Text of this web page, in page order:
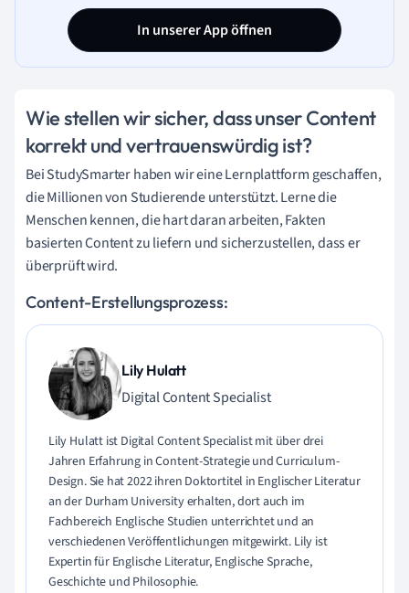
In unserer App öffnen
Wie stellen wir sicher, dass unser Content
korrekt und vertrauenswürdig ist?
Bei StudySmarter haben wir eine Lernplattform geschaffen,
die Millionen von Studierende unterstützt. Lerne die
Menschen kennen, die hart daran arbeiten, Fakten
basierten Content zu liefern und sicherzustellen, dass er
überprüft wird.
Content-Erstellungsprozess:
Lily Hulatt
Digital Content Specialist
Lily Hulatt ist Digital Content Specialist mit über drei
Jahren Erfahrung in Content-Strategie und Curriculum-
Design. Sie hat 2022 ihren Doktortitel in Englischer Literatur
an der Durham University erhalten, dort auch im
Fachbereich Englische Studien unterrichtet und an
verschiedenen Veröffentlichungen mitgewirkt. Lily ist
Expertin für Englische Literatur, Englische Sprache,
Geschichte und Philosophie.